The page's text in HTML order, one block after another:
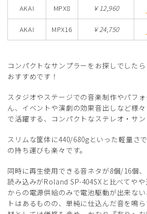
AKAI MPX8 ￥12,960
AKAI MPX16 ￥24,750
コンパクトなサンプラーをお探しでした
おすすめです！
スタジオやステージでの音楽制作やパフ
ん、イベントや演劇の効果音出しなど様
で活躍する、コンパクトなステレオ・サン
スリムな筐体に440/680gといった軽量さ
の持ち運びも楽々です。
同時に再生使用できる音ネタが8個/16個
読み込みがRoland SP-404SXと比べてや
からの電源供給のみで電池駆動が出来な
トはあるものの、単純に仕込んだ音を鳴